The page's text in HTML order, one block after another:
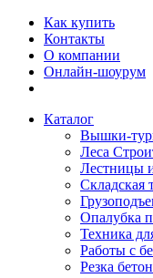
Как купить
Контакты
О компании
Онлайн-шоурум
Каталог
Вышки-
Леса
Лестницы
Складская
Опалубка
Техника
Работы с
Резка